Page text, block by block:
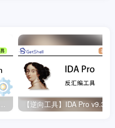
【Spring框架漏洞检测利用】YYBaby Spring Scan v1.0